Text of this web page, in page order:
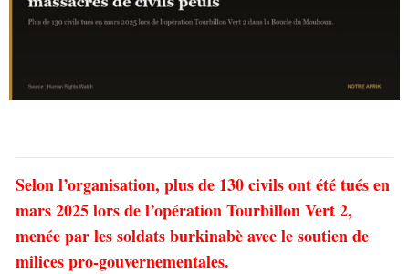
Selon l’organisation, plus de 130 civils ont été tués en
mars 2025 lors de l’opération Tourbillon Vert 2,
menée par les soldats burkinabè avec le soutien de
milices pro-gouvernementales.